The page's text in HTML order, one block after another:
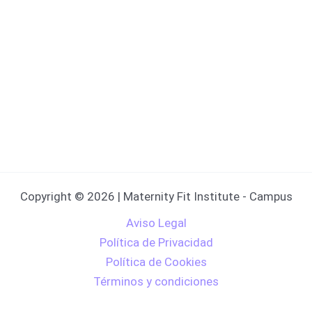
Copyright © 2026 | Maternity Fit Institute - Campus
Aviso Legal
Política de Privacidad
Política de Cookies
Términos y condiciones